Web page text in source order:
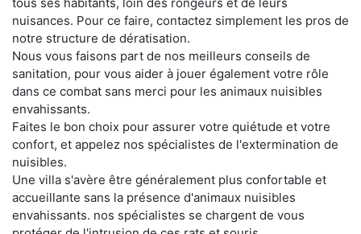
nuisances. Pour ce faire, contactez simplement les pros de
notre structure de dératisation.
Nous vous faisons part de nos meilleurs conseils de
sanitation, pour vous aider à jouer également votre rôle
dans ce combat sans merci pour les animaux nuisibles
envahissants.
Faites le bon choix pour assurer votre quiétude et votre
confort, et appelez nos spécialistes de l'extermination de
nuisibles.
Une villa s'avère être généralement plus confortable et
accueillante sans la présence d'animaux nuisibles
envahissants. nos spécialistes se chargent de vous